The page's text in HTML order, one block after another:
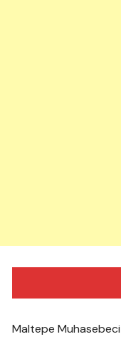
Maltepe Muhasebeci